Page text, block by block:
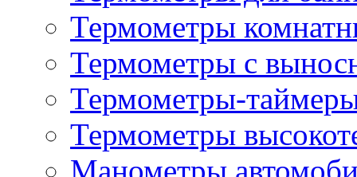
Термометры
Термометры с
Термометры-
Термометры
Манометры